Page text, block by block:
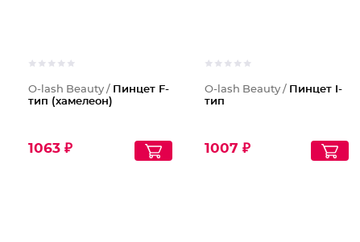
O-lash Beauty / Пинцет F-
тип (хамелеон)
1063 ₽
O-lash Beauty / Пинцет I-
тип
1007 ₽